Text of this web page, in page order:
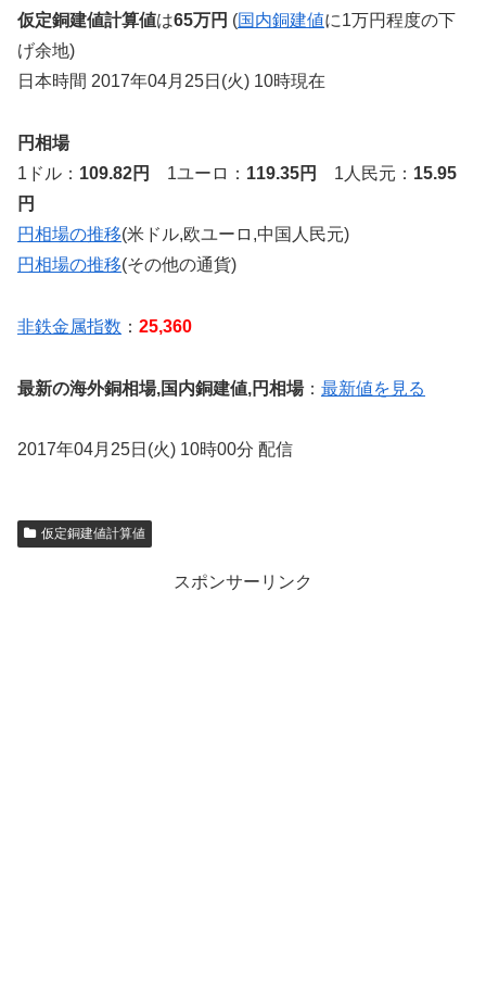
仮定銅建値計算値は65万円 (国内銅建値に1万円程度の下
げ余地)
日本時間 2017年04月25日(火) 10時現在
円相場
1ドル： 109.82円 1ユーロ： 119.35円 1人民元： 15.95
円
円相場の推移(米ドル,欧ユーロ,中国人民元)
円相場の推移(その他の通貨)
非鉄金属指数 ： 25,360
最新の海外銅相場,国内銅建値,円相場： 最新値を見る
2017年04月25日(火) 10時00分 配信
仮定銅建値計算値
スポンサーリンク